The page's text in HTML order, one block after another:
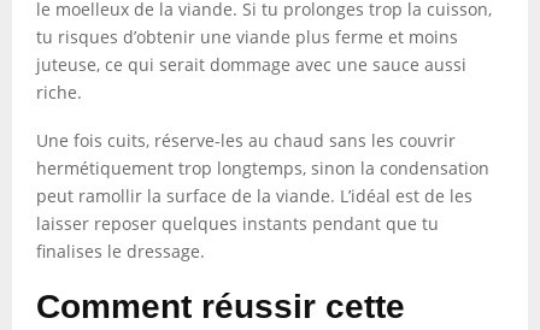
le moelleux de la viande. Si tu prolonges trop la cuisson,
tu risques d’obtenir une viande plus ferme et moins
juteuse, ce qui serait dommage avec une sauce aussi
riche.
Une fois cuits, réserve-les au chaud sans les couvrir
hermétiquement trop longtemps, sinon la condensation
peut ramollir la surface de la viande. L’idéal est de les
laisser reposer quelques instants pendant que tu
finalises le dressage.
Comment réussir cette